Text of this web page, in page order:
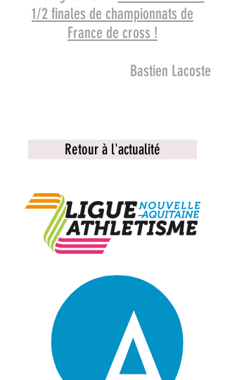
1/2 finales de championnats de
France de cross !
Bastien Lacoste
Retour à l'actualité